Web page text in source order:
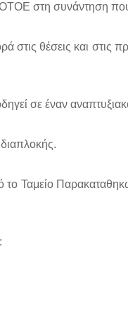
στη συνάντηση
θέσεις και στις
σε έναν
Ταμείο